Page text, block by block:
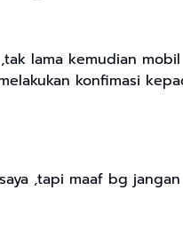
lama kemudian
konfimasi
,tapi maaf bg